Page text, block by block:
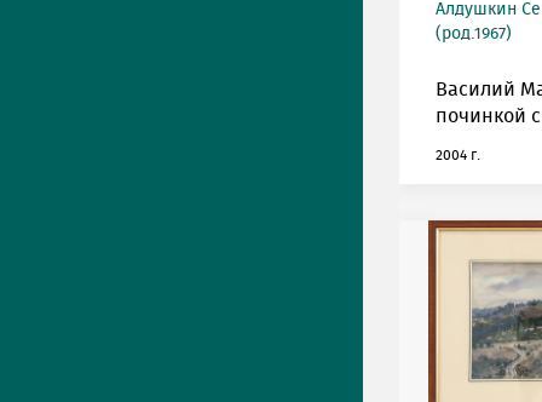
Алдушкин
(род.1967)
Василий
починкой
2004 г.